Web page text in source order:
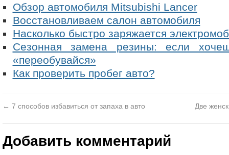
Обзор автомобиля Mitsubishi Lancer
Восстановливаем салон автомобиля
Насколько быстро заряжается
Сезонная замена резины: если
«переобувайся»
Как проверить пробег авто?
← 7 способов избавиться от запаха в авто Две
Добавить комментарий